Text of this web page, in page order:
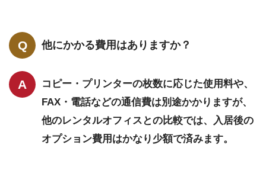
他にかかる費用はありますか？
コピー・プリンターの枚数に応じた使用料や、
FAX・電話などの通信費は別途かかりますが、
他のレンタルオフィスとの比較では、入居後の
オプション費用はかなり少額で済みます。